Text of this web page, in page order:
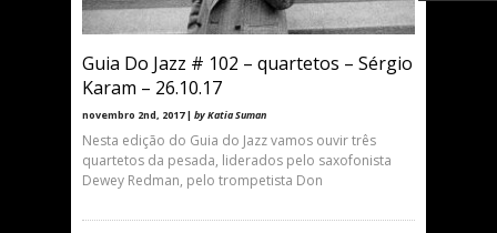
Guia Do Jazz # 102 – quartetos – Sérgio
Karam – 26.10.17
novembro 2nd, 2017 | by Katia Suman
Nesta edição do Guia do Jazz vamos ouvir três
quartetos da pesada, liderados pelo saxofonista
Dewey Redman, pelo trompetista Don